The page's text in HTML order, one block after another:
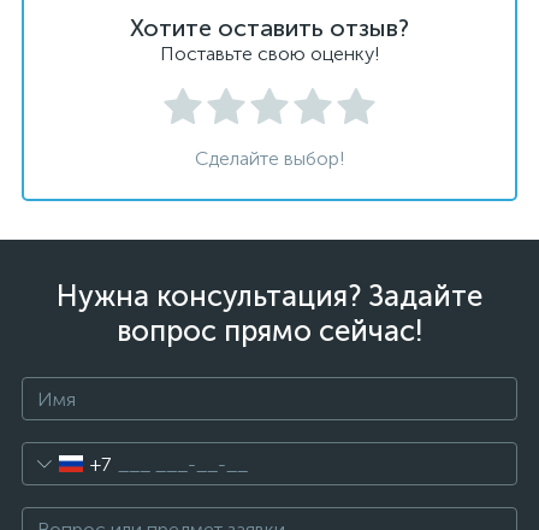
Хотите оставить отзыв?
Поставьте свою оценку!
Сделайте выбор!
Нужна консультация? Задайте
вопрос прямо сейчас!
+7